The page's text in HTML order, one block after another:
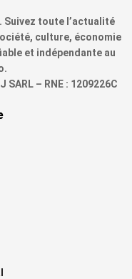
toute l’actualité
culture, économie
et indépendante au
– RNE : 1209226C